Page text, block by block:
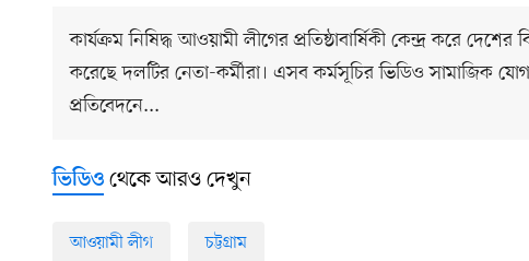
কার্যক্রম নিষিদ্ধ আওয়ামী লীগের প্রতিষ্ঠাবার্ষিকী কেন্দ্র করে
করেছে দলটির নেতা-কর্মীরা। এসব কর্মসূচির ভিডিও সামাজিক
প্রতিবেদনে...
ভিডিও থেকে আরও দেখুন
আওয়ামী লীগ চট্টগ্রাম